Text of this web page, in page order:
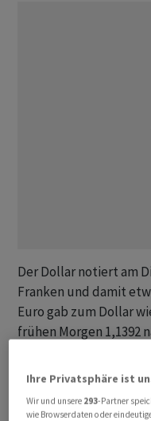
Der Dollar notiert am
Franken und damit
Euro gab zum Dollar
frühen Morgen 1,1392
kaum von der Stelle.
Im Fokus der Märkte
Ihre Privatsphäre ist
Wir und unsere 293-Partner
wie Browserdaten oder